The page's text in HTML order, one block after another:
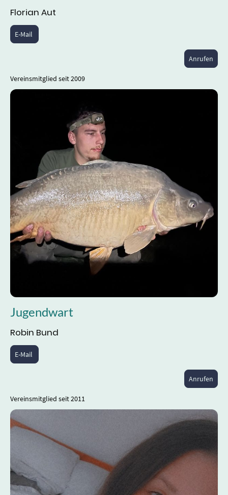
Florian Aut
E-Mail
Anrufen
Vereinsmitglied seit 2009
Jugendwart
Robin Bund
E-Mail
Anrufen
Vereinsmitglied seit 2011